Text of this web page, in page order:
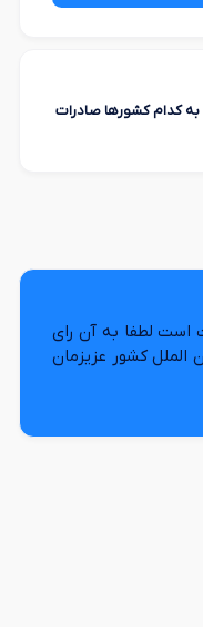
کدام کشورها صادرات
است لطفا به آن رای
کشور عزیزمان